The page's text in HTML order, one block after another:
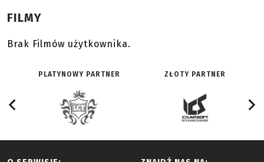
FILMY
Brak Filmów użytkownika.
PLATYNOWY PARTNER ZŁOTY PARTNER